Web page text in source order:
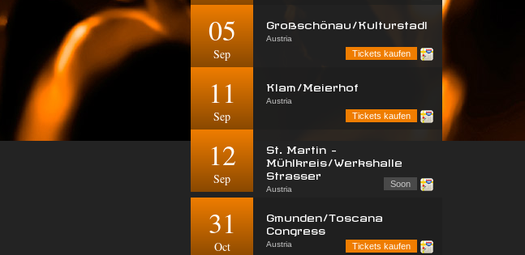
05
Sep
Großschönau/Kulturstadl
Austria
Tickets kaufen
11
Sep
Klam/Meierhof
Austria
Tickets kaufen
12
Sep
St. Martin -
Mühlkreis/Werkshalle
Strasser
Austria
Soon
31
Oct
Gmunden/Toscana
Congress
Austria
Tickets kaufen